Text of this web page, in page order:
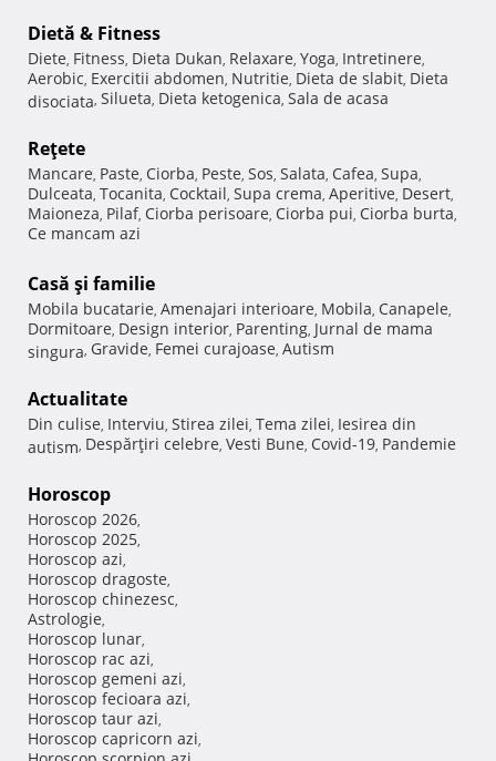
Dietă & Fitness
Diete, Fitness, Dieta Dukan, Relaxare, Yoga, Intretinere,
Aerobic, Exercitii abdomen, Nutritie, Dieta de slabit, Dieta
disociata, Silueta, Dieta ketogenica, Sala de acasa
Reţete
Mancare, Paste, Ciorba, Peste, Sos, Salata, Cafea, Supa,
Dulceata, Tocanita, Cocktail, Supa crema, Aperitive, Desert,
Maioneza, Pilaf, Ciorba perisoare, Ciorba pui, Ciorba burta,
Ce mancam azi
Casă şi familie
Mobila bucatarie, Amenajari interioare, Mobila, Canapele,
Dormitoare, Design interior, Parenting, Jurnal de mama
singura, Gravide, Femei curajoase, Autism
Actualitate
Din culise, Interviu, Stirea zilei, Tema zilei, Iesirea din
autism, Despărţiri celebre, Vesti Bune, Covid-19, Pandemie
Horoscop
Horoscop 2026,
Horoscop 2025,
Horoscop azi,
Horoscop dragoste,
Horoscop chinezesc,
Astrologie,
Horoscop lunar,
Horoscop rac azi,
Horoscop gemeni azi,
Horoscop fecioara azi,
Horoscop taur azi,
Horoscop capricorn azi,